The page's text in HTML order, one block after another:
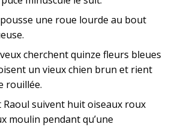
une roue lourde au bout
cherchent quinze fleurs bleues
un vieux chien brun et rient
rouillée.
Raoul suivent huit oiseaux roux
moulin pendant qu’une